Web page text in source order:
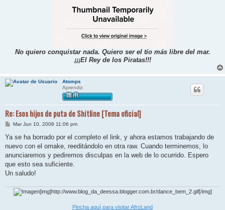
No quiero conquistar nada. Quiero ser el tío más libre del mar.
¡¡¡El Rey de los Piratas!!!
Atomps
Aprendiz
Re: Esos hijos de puta de Shitline [Tema oficial]
M
n
a
j
Mar Jun 10, 2008 11:06 pm
Ya se ha borrado por el completo el link, y ahora estamos trabajando de
nuevo con el omake, reeditándolo en otra raw. Cuando terminemos, lo
anunciaremos y pediremos disculpas en la web de lo ocurrido. Espero
que esto sea suficiente.
Un saludo!
[img]http://www.blog_da_deessa.blogger.com.br/dance_bem_2.gif[/img]
Pincha aquí para visitar AfroLand